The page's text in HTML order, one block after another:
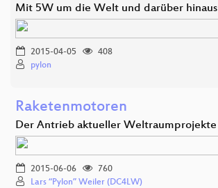
Mit 5W um die Welt und darüber hinaus
2015-04-05
408
pylon
Raketenmotoren
Der Antrieb aktueller Weltraumprojekte
2015-06-06
760
Lars “Pylon” Weiler (DC4LW)